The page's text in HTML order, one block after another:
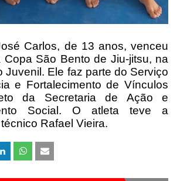
Carlos, de 13 anos, venceu
Copa São Bento de Jiu-jitsu, na
Juvenil. Ele faz parte do Serviço
e Fortalecimento de Vínculos
da Secretaria de Ação e
Social. O atleta teve a
Rafael Vieira.